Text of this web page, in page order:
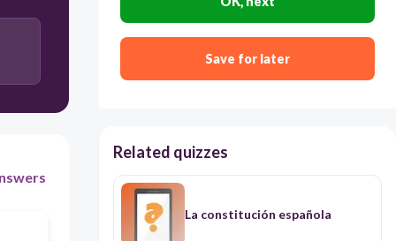
Rama Judicial
Save for later
Related quizzes
La constitución española